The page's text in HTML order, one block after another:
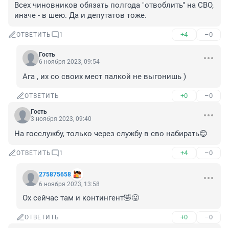
Всех чиновников обязать полгода "отвоблить" на СВО,
иначе - в шею. Да и депутатов тоже.
ОТВЕТИТЬ 1 +4 –0
Гость
6 ноября 2023, 09:54
Ага , их со своих мест палкой не выгонишь )
ОТВЕТИТЬ +0 –0
Гость
3 ноября 2023, 09:40
На госслужбу, только через службу в сво набирать😊
ОТВЕТИТЬ 1 +4 –0
275875658
6 ноября 2023, 13:58
Ох сейчас там и контингент🤣😛
ОТВЕТИТЬ +0 –0